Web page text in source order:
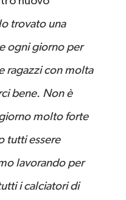
trovato una
ogni giorno per
ragazzi con molta
bene. Non è
molto forte
tutti essere
lavorando per
i calciatori di